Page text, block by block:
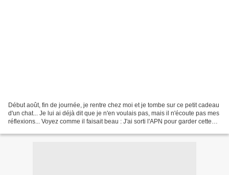
Début août, fin de journée, je rentre chez moi et je tombe sur ce petit cadeau
d'un chat... Je lui ai déjà dit que je n'en voulais pas, mais il n'écoute pas mes
réflexions... Voyez comme il faisait beau : J'ai sorti l'APN pour garder cette